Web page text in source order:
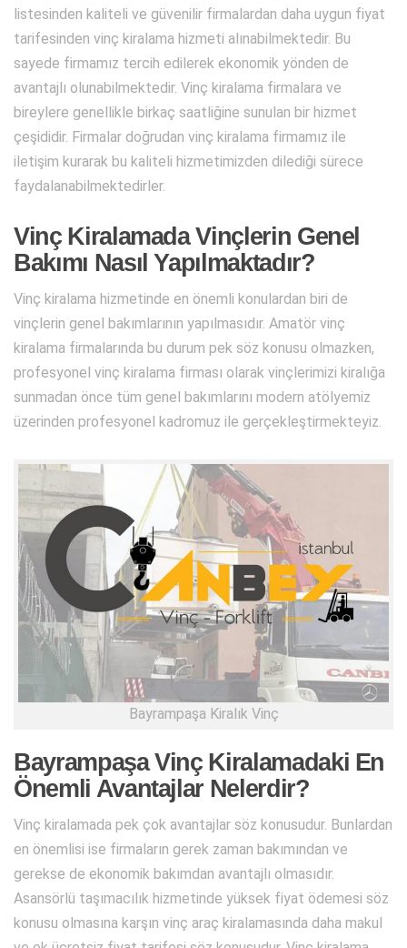
listesinden kaliteli ve güvenilir firmalardan daha uygun fiyat
tarifesinden vinç kiralama hizmeti alınabilmektedir. Bu
sayede firmamız tercih edilerek ekonomik yönden de
avantajlı olunabilmektedir. Vinç kiralama firmalara ve
bireylere genellikle birkaç saatliğine sunulan bir hizmet
çeşididir. Firmalar doğrudan vinç kiralama firmamız ile
iletişim kurarak bu kaliteli hizmetimizden dilediği sürece
faydalanabilmektedirler.
Vinç Kiralamada Vinçlerin Genel
Bakımı Nasıl Yapılmaktadır?
Vinç kiralama hizmetinde en önemli konulardan biri de
vinçlerin genel bakımlarının yapılmasıdır. Amatör vinç
kiralama firmalarında bu durum pek söz konusu olmazken,
profesyonel vinç kiralama firması olarak vinçlerimizi kiralığa
sunmadan önce tüm genel bakımlarını modern atölyemiz
üzerinden profesyonel kadromuz ile gerçekleştirmekteyiz.
Bayrampaşa Kiralık Vinç
Bayrampaşa Vinç Kiralamadaki En
Önemli Avantajlar Nelerdir?
Vinç kiralamada pek çok avantajlar söz konusudur. Bunlardan
en önemlisi ise firmaların gerek zaman bakımından ve
gerekse de ekonomik bakımdan avantajlı olmasıdır.
Asansörlü taşımacılık hizmetinde yüksek fiyat ödemesi söz
konusu olmasına karşın vinç araç kiralamasında daha makul